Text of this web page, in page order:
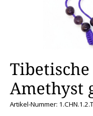
Amethyst
Artikel-Nummer: